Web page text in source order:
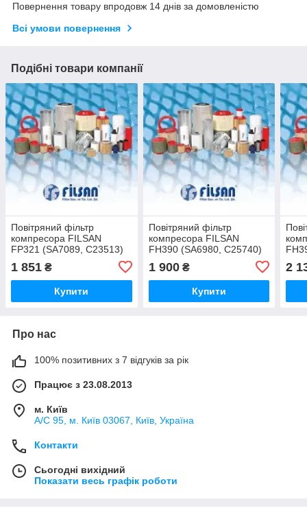
Повернення товару впродовж 14 днів за домовленістю
Всі умови повернення
Подібні товари компанії
Повітряний фільтр
компресора FILSAN
FP321 (SA7089, C23513)
1 851 ₴
Купити
Повітряний фільтр
компресора FILSAN
FH390 (SA6980, C25740)
1 900₴
Купити
2
Про нас
100% позитивних з 7 відгуків за рік
Працює з 23.08.2013
м. Київ
А/С 95, м. Київ 03067, Київ, Україна
Контакти
Сьогодні вихідний
Показати весь графік роботи